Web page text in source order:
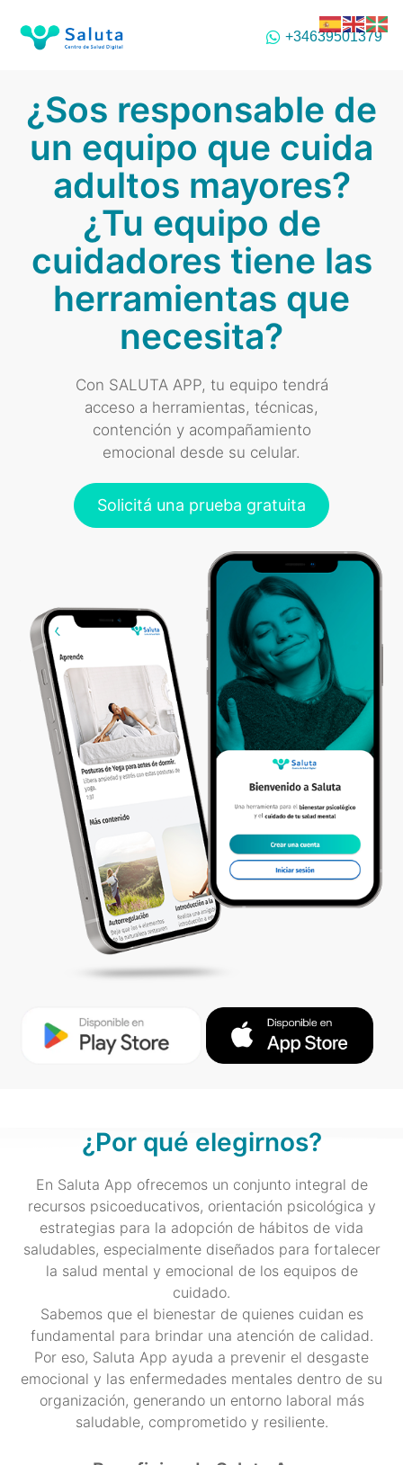
+34639501379
¿Sos responsable de
un equipo que cuida
adultos mayores?
¿Tu equipo de
cuidadores tiene las
herramientas que
necesita?
Con SALUTA APP, tu equipo tendrá
acceso a herramientas, técnicas,
contención y acompañamiento
emocional desde su celular.
Solicitá una prueba gratuita
¿Por qué elegirnos?
En Saluta App ofrecemos un conjunto integral de
recursos psicoeducativos, orientación psicológica y
estrategias para la adopción de hábitos de vida
saludables, especialmente diseñados para fortalecer
la salud mental y emocional de los equipos de
cuidado.
Sabemos que el bienestar de quienes cuidan es
fundamental para brindar una atención de calidad.
Por eso, Saluta App ayuda a prevenir el desgaste
emocional y las enfermedades mentales dentro de su
organización, generando un entorno laboral más
saludable, comprometido y resiliente.